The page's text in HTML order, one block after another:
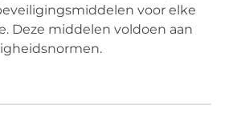
voor elke
Deze middelen voldoen aan